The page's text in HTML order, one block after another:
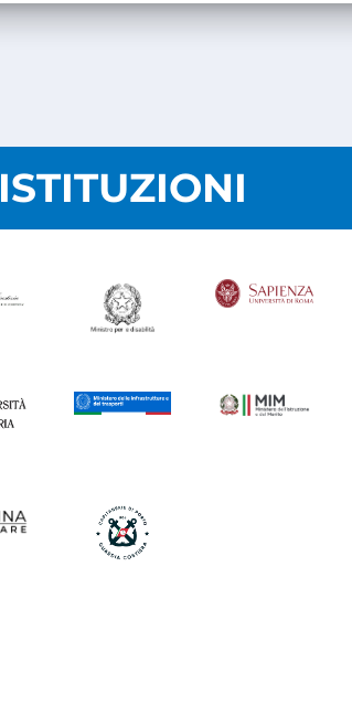
ISTITUZIONI